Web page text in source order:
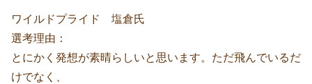
ワイルドプライド 塩倉氏
選考理由：
とにかく発想が素晴らしいと思います。ただ飛んでいるだ
けでなく、